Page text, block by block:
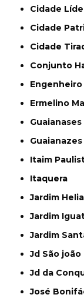
Cidade
Cidade
Cidade
Conjunto
Ermelino
Guaianases
Guaianazes
Itaim
Itaquera
Jardim
Jardim
Jardim
Jd São joão
Jd da
José